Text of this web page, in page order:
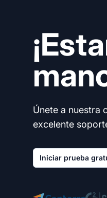
Únete a nuestra
excelente
Iniciar prueba